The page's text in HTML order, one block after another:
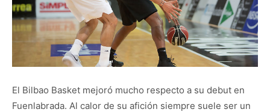
El Bilbao Basket mejoró mucho respecto a su debut en
Fuenlabrada. Al calor de su afición siempre suele ser un